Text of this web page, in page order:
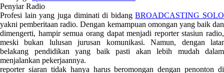
Penyiar Radio
Profesi lain yang juga diminati di bidangBROADCASTING SOLO
yakni pemberitaan radio. Dengan kemampuan omongan yang baik dan
dimengerti, hampir semua orang dapat menjadi reporter stasiun radio,
meski bukan lulusan jurusan komunikasi. Namun, dengan latar
belakang pendidikan yang baik pasti akan lebih mudah dalam
menjalankan pekerjaannya.
reporter siaran tidak hanya harus beromongan dengan penonton di